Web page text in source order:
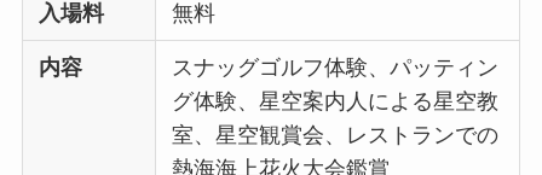
入場料 無料
内容
スナッグゴルフ体験、パッティン
グ体験、星空案内人による星空教
室、星空観賞会、レストランでの
熱海海上花火大会鑑賞